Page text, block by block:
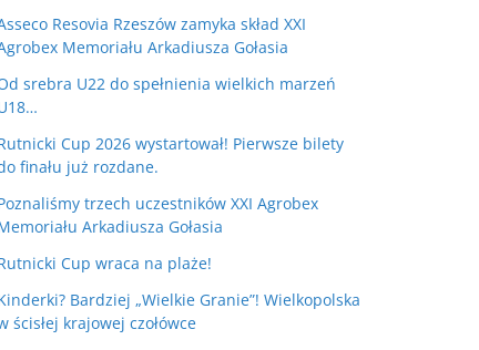
Resovia Rzeszów zamyka skład XXI
Memoriału Arkadiusza Gołasia
srebra U22 do spełnienia wielkich marzeń
Cup 2026 wystartował! Pierwsze bilety
finału już rozdane.
trzech uczestników XXI Agrobex
Arkadiusza Gołasia
Cup wraca na plaże!
Bardziej „Wielkie Granie”! Wielkopolska
ścisłej krajowej czołówce